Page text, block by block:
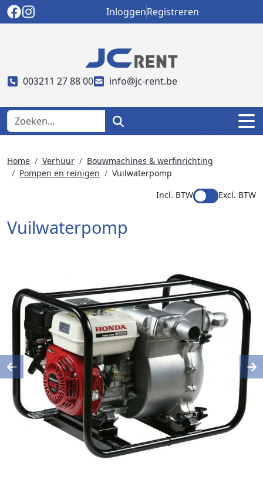
InloggenRegistreren
003211 27 88 00 info@jc-rent.be
Home Verhuur
Bouwmachines & werfinrichting
Pompen en reinigen
Vuilwaterpomp
Incl. BTW
Excl. BTW
Vuilwaterpomp
Previous